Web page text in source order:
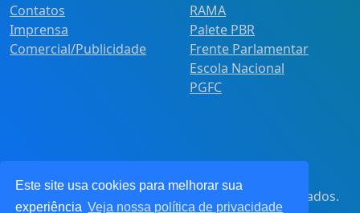
Este site usa cookies para melhorar sua
experiência Veja nossa política de privacidade
Contatos
Imprensa
Comercial/Publicidade
RAMA
Palete PBR
Frente Parlamentar
Escola Nacional
PGFC
Pot&Pracy
. Todos os direitos reservados.